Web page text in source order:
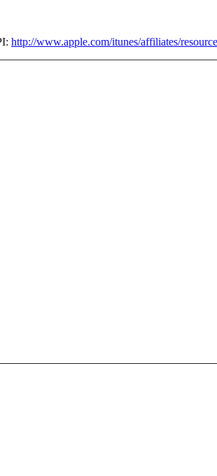
http://www.apple.com/itunes/affiliates/